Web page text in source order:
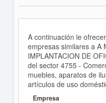
A continuación le
empresas similares a A
IMPLANTACION DE
del sector 4755 -
muebles, aparatos de
artículos de uso
Empresa